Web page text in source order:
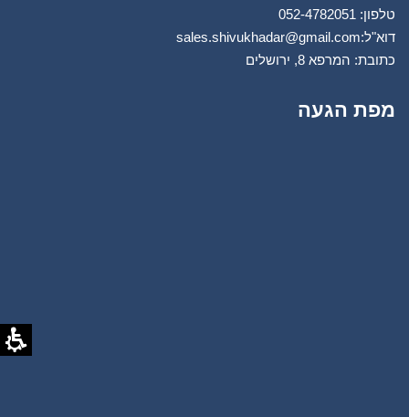
טלפון: 0 52-4782051
דוא"ל:sales.shivukhadar@gmail.com
כתובת: המרפא 8, ירושלים
מפת הגעה